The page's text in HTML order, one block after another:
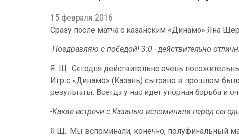
15 февраля 2016
Сразу после матча с казанским «Динамо» Яна
-Поздравляю с победой! 3:0 - действительно
Я. Щ.: Сегодня действительно очень
Игр с «Динамо» (Казань) сыграно в прошлом
результаты. Всегда у нас идет упорная борьба и
-Какие встречи с Казанью вспоминали перед
Я.Щ.: Мы вспоминали, конечно, полуфинальный